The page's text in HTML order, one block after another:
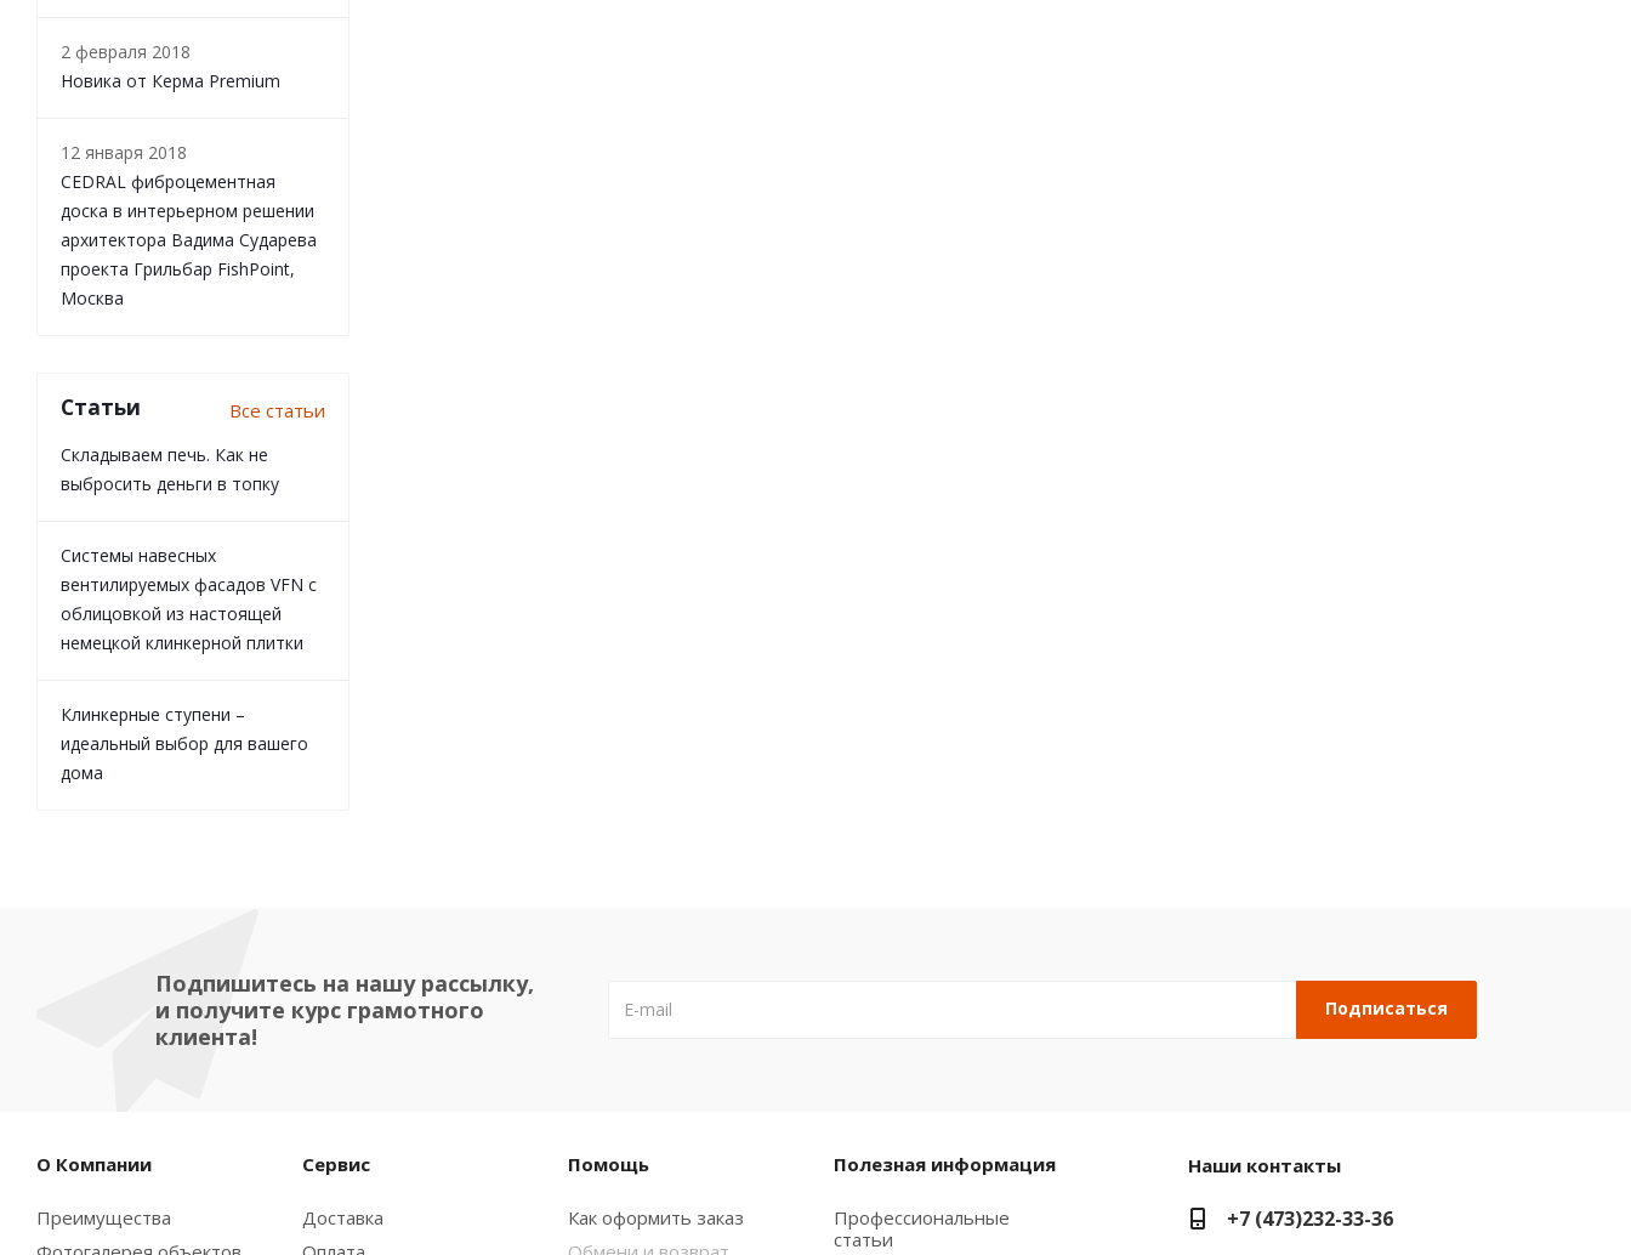
2 февраля 2018
Новика от Керма Premium
12 января 2018
CEDRAL фиброцементная
доска в интерьерном решении
архитектора Вадима Сударева
проекта Грильбар FishPoint,
Москва
Статьи Все статьи
Складываем печь. Как не
выбросить деньги в топку
Системы навесных
вентилируемых фасадов VFN с
облицовкой из настоящей
немецкой клинкерной плитки
Клинкерные ступени –
идеальный выбор для вашего
дома
Подпишитесь на нашу рассылку,
и получите курс грамотного
клиента!
О Компании
Преимущества
Сервис
Доставка
Помощь
Как оформить заказ
Полезная информация
Профессиональные
статьи
Наши контакты
+7 (473)232-33-36